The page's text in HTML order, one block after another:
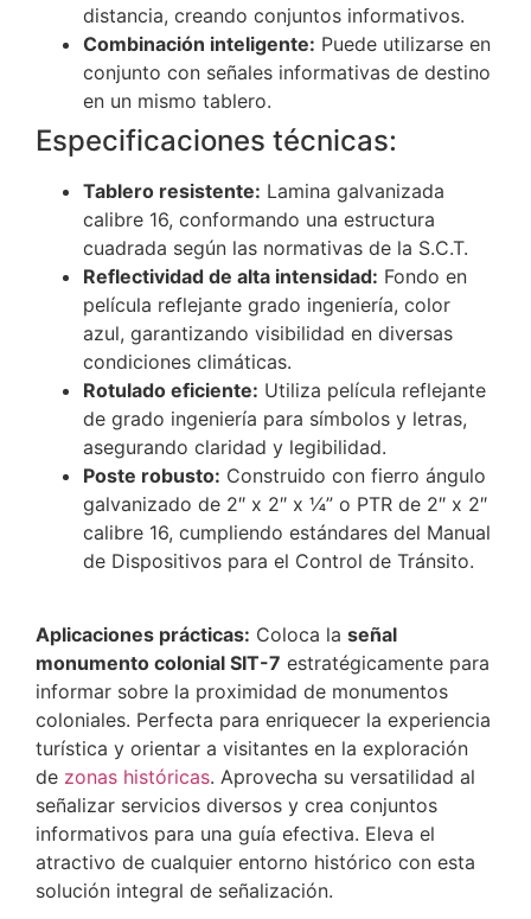
distancia, creando conjuntos informativos.
Combinación inteligente: Puede utilizarse en
conjunto con señales informativas de destino
en un mismo tablero.
Especificaciones técnicas:
Tablero resistente: Lamina galvanizada
calibre 16, conformando una estructura
cuadrada según las normativas de la S.C.T.
Reflectividad de alta intensidad: Fondo en
película reflejante grado ingeniería, color
azul, garantizando visibilidad en diversas
condiciones climáticas.
Rotulado eficiente: Utiliza película reflejante
de grado ingeniería para símbolos y letras,
asegurando claridad y legibilidad.
Poste robusto: Construido con fierro ángulo
galvanizado de 2″ x 2″ x ¼” o PTR de 2″ x 2″
calibre 16, cumpliendo estándares del Manual
de Dispositivos para el Control de Tránsito.
Aplicaciones prácticas: Coloca la señal
monumento colonial SIT-7 estratégicamente para
informar sobre la proximidad de monumentos
coloniales. Perfecta para enriquecer la experiencia
turística y orientar a visitantes en la exploración
de zonas históricas. Aprovecha su versatilidad al
señalizar servicios diversos y crea conjuntos
informativos para una guía efectiva. Eleva el
atractivo de cualquier entorno histórico con esta
solución integral de señalización.